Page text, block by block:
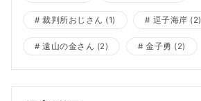
裁判所おじさん (1) 逗子海岸 (2)
遠山の金さん (2) 金子勇 (2)